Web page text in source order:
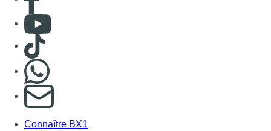
Consulter Youtube
Consulter TikTok
S'abonner à notre newsletter
Connaître BX1